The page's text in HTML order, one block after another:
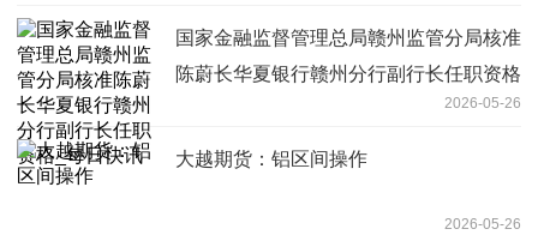
国家金融监督管理总局赣州监管分局核准
陈蔚长华夏银行赣州分行副行长任职资格
2026-05-26
大越期货：铝区间操作
2026-05-26